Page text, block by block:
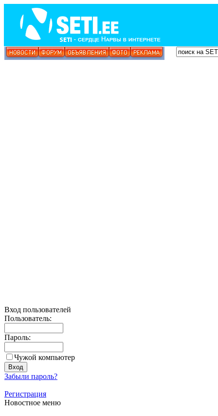
Вход пользователей
Пользователь:
Пароль:
Чужой компьютер
Забыли пароль?
Регистрация
Новостное меню